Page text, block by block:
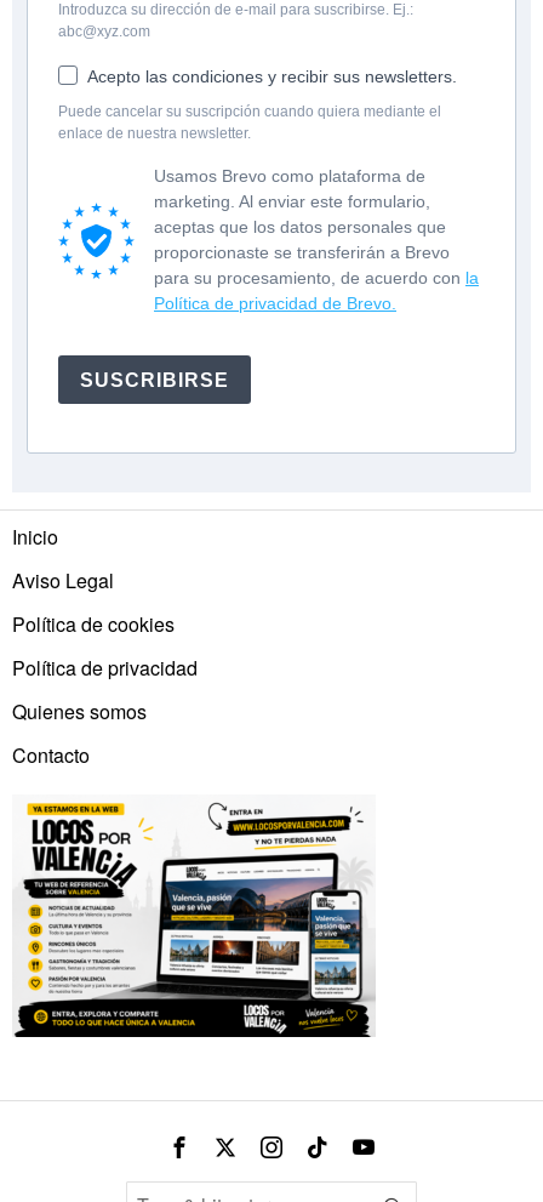
Introduzca su dirección de e-mail para suscribirse. Ej.:
abc@xyz.com
Acepto las condiciones y recibir sus newsletters.
Puede cancelar su suscripción cuando quiera mediante el
enlace de nuestra newsletter.
Usamos Brevo como plataforma de
marketing. Al enviar este formulario,
aceptas que los datos personales que
proporcionaste se transferirán a Brevo
para su procesamiento, de acuerdo con la
Política de privacidad de Brevo.
SUSCRIBIRSE
Inicio
Aviso Legal
Política de cookies
Política de privacidad
Quienes somos
Contacto